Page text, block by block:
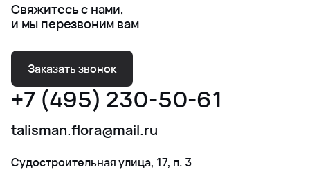
Свяжитесь с нами,
и мы перезвоним вам
Заказать звонок
+7 (495) 230-50-61
talisman.flora@mail.ru
Судостроительная улица, 17, п. 3